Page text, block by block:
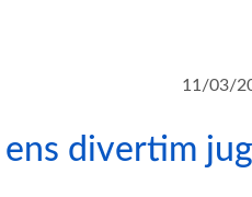
11/03/
ens divertim